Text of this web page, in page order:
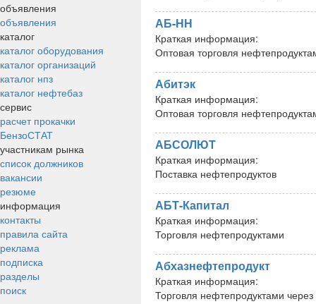
объявления
объявления
каталог
каталог оборудования
каталог организаций
каталог нпз
каталог нефтебаз
сервис
расчет прокачки
БензоСТАТ
участникам рынка
список должников
вакансии
резюме
информация
контакты
правила сайта
реклама
подписка
разделы
поиск
АБ-НН
Краткая информация:
Оптовая торговля
Абитэк
Краткая информация:
Оптовая торговля
АБСОЛЮТ
Краткая информация:
Поставка нефтепродуктов
АБТ-Капитал
Краткая информация:
Торговля нефтепродуктами
Абхазнефтепродукт
Краткая информация:
Торговля нефтепродуктами